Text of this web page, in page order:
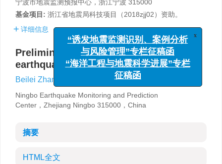
宁波市地震监测预报中心，浙江宁波 315000
基金项目: 浙江省地震局科技项目（2018zjj02）资助。
详细信息
Preliminary risk assessment of
earthquake disasters in Ningbo
Beilei Zhang Xiao Peng, Haobo Zhou
Ningbo Earthquake Monitoring and Prediction
Center，Zhejiang Ningbo 315000，China
摘要
HTML全文
“诱发地震监测识别、案例分析
与风险管理”专栏征稿函
“海洋工程与地震科学进展”专栏
征稿函